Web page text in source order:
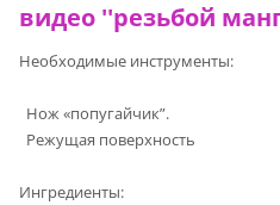
видео ''резьбой
Необходимые инструменты:
Нож «попугайчик”.
Режущая поверхность
Ингредиенты: